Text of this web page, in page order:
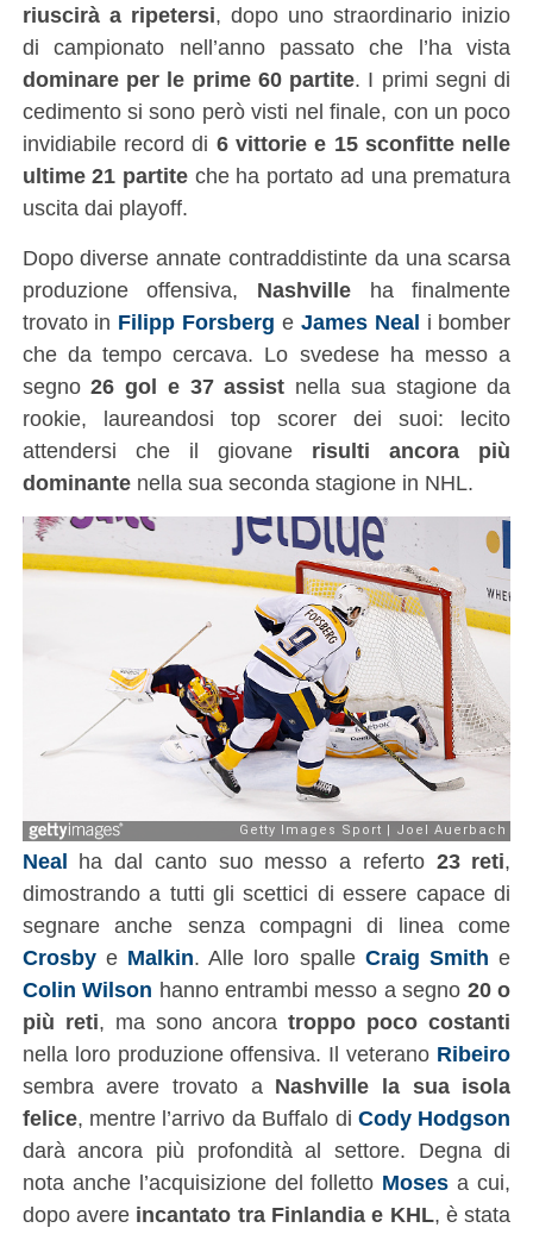
riuscirà a ripetersi, dopo uno straordinario inizio
di campionato nell’anno passato che l’ha vista
dominare per le prime 60 partite. I primi segni di
cedimento si sono però visti nel finale, con un poco
invidiabile record di 6 vittorie e 15 sconfitte nelle
ultime 21 partite che ha portato ad una prematura
uscita dai playoff.
Dopo diverse annate contraddistinte da una scarsa
produzione offensiva, Nashvilleha finalmente
trovato in Filipp Forsberg e James Neal i bomber
che da tempo cercava. Lo svedese ha messo a
segno26 gol e 37 assist nella sua stagione da
rookie, laureandosi top scorer dei suoi: lecito
attendersi che il giovane risulti ancora più
dominantenella sua seconda stagione in NHL.
Neal ha dal canto suo messo a referto 23 reti,
dimostrando a tutti gli scettici di essere capace di
segnare anche senza compagni di linea come
Crosbye Malkin. Alle loro spalle Craig Smith e
Colin Wilson hanno entrambi messo a segno 20 o
più reti, ma sono ancoratroppo poco costanti
nella loro produzione offensiva. Il veterano Ribeiro
sembra avere trovato a Nashville la sua isola
felice, mentre l’arrivo da Buffalo di Cody Hodgson
darà ancora più profondità al settore. Degna di
nota anche l’acquisizione del folletto Moses a cui,
dopo avere incantato tra Finlandia e KHL, è stata